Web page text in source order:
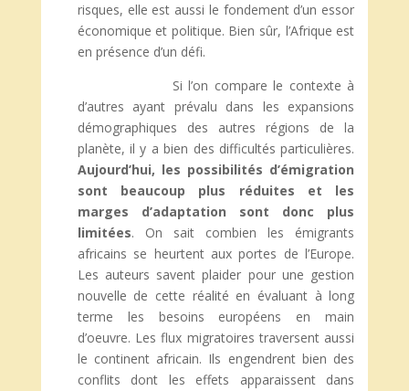
risques, elle est aussi le fondement d’un essor
économique et politique. Bien sûr, l’Afrique est
en présence d’un défi.
Si l’on compare le contexte à
d’autres ayant prévalu dans les expansions
démographiques des autres régions de la
planète, il y a bien des difficultés particulières.
Aujourd’hui, les possibilités d’émigration
sont beaucoup plus réduites et les
marges d’adaptation sont donc plus
limitées. On sait combien les émigrants
africains se heurtent aux portes de l’Europe.
Les auteurs savent plaider pour une gestion
nouvelle de cette réalité en évaluant à long
terme les besoins européens en main
d’oeuvre. Les flux migratoires traversent aussi
le continent africain. Ils engendrent bien des
conflits dont les effets apparaissent dans